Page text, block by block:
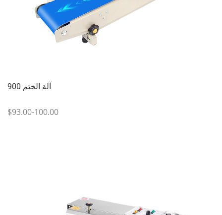
900 آلة الختم
$93.00-100.00